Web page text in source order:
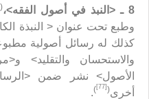
8 ـ < النبذ في أصول الفقه>،(
وطبع تحت عنوان < النبذة
كذلك له رسائل أصولية
والاستحسان والتقليد>
الأصول> نشر ضمن
أخرى(
[77]
)
.